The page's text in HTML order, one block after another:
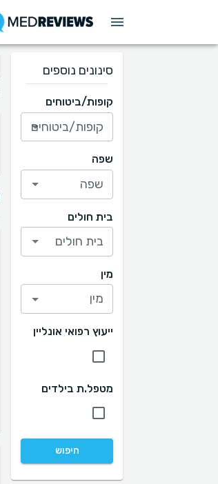
סינונים נוספים
קופות/ביטוחים
קופות/ביטוחים
שפה
שפה
בית חולים
בית חולים
מין
מין
ייעוץ רפואי אונליין
מטפל.ת בילדים
חיפוש